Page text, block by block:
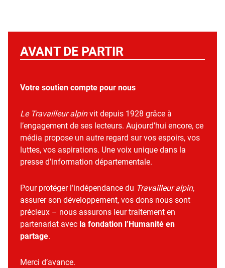
AVANT DE PARTIR
Votre soutien compte pour nous
Le Travailleur alpinvit depuis 1928 grâce à
l’engagement de ses lecteurs. Aujourd’hui encore, ce
média propose un autre regard sur vos espoirs, vos
luttes, vos aspirations. Une voix unique dans la
presse d’information départementale.
Pour protéger l’indépendance du Travailleur alpin,
assurer son développement, vos dons nous sont
précieux – nous assurons leur traitement en
partenariat avec la fondation l’Humanité en
partage.
Merci d’avance.